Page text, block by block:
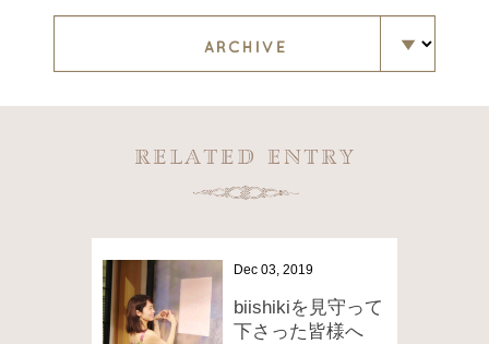
Dec 03, 2019
biishikiを見守って
下さった皆様へ